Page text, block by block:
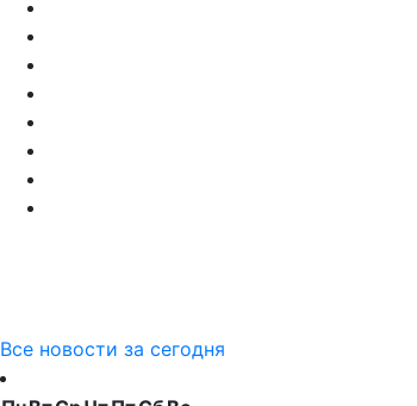
Все новости за сегодня